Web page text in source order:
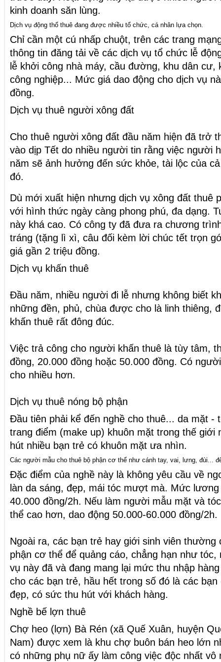
kinh doanh săn lùng.
Dịch vụ động thổ thuê đang được nhiều tổ chức, cá nhân lựa chọn.
Chỉ cần một cú nhấp chuột, trên các trang
thông tin đăng tải về các dịch vụ tổ chức lễ
lễ khởi công nhà máy, cầu đường, khu dân cư,
công nghiệp... Mức giá dao động cho dịch vụ
đồng.
Dịch vụ thuê người xông đất
Cho thuê người xông đất đầu năm hiện đã trở
vào dịp Tết do nhiều người tin rằng việc người
năm sẽ ảnh hưởng đến sức khỏe, tài lộc của
đó.
Dù mới xuất hiện nhưng dịch vụ xông đất thuê
với hình thức ngày càng phong phú, đa dạng.
này khá cao. Có công ty đã đưa ra chương
tráng (tặng lì xì, câu đối kèm lời chúc tết trọn
giá gần 2 triệu đồng.
Dịch vụ khấn thuê
Đầu năm, nhiều người đi lễ nhưng không biết
những đền, phủ, chùa được cho là linh thiêng,
khấn thuê rất đông đúc.
Việc trả công cho người khấn thuê là tùy tâm,
đồng, 20.000 đồng hoặc 50.000 đồng. Có
cho nhiều hơn.
Dịch vụ thuê nóng bộ phận
Đầu tiên phải kể đến nghề cho thuê... da mặt -
trang điểm (make up) khuôn mặt trong thế giới
hút nhiều bạn trẻ có khuôn mặt ưa nhìn.
Các người mẫu cho thuê bộ phận cơ thể như cánh tay, vai, lưng, đùi...
Đặc điểm của nghề này là không yêu cầu về
làn da sáng, đẹp, mái tóc mượt mà. Mức
40.000 đồng/2h. Nếu làm người mẫu mặt và
thể cao hơn, dao động 50.000-60.000 đồng/2h.
Ngoài ra, các bạn trẻ hay giới sinh viên thường
phận cơ thể để quảng cáo, chẳng hạn như
vụ này đã và đang mang lại mức thu nhập
cho các bạn trẻ, hầu hết trong số đó là các
đẹp, có sức thu hút với khách hàng.
Nghề bế lợn thuê
Chợ heo (lợn) Bà Rén (xã Quế Xuân, huyện
Nam) được xem là khu chợ buôn bán heo lớn
có những phụ nữ ấy làm công việc độc nhất vô